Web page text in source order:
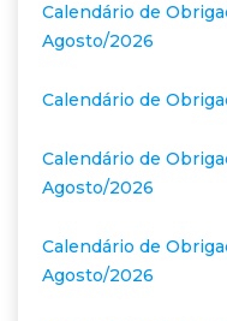
Calendário de
Agosto/2026
Calendário de
Calendário de
Agosto/2026
Calendário de
Agosto/2026